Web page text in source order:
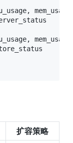
, mem_usage
, mem_usage
扩容策略